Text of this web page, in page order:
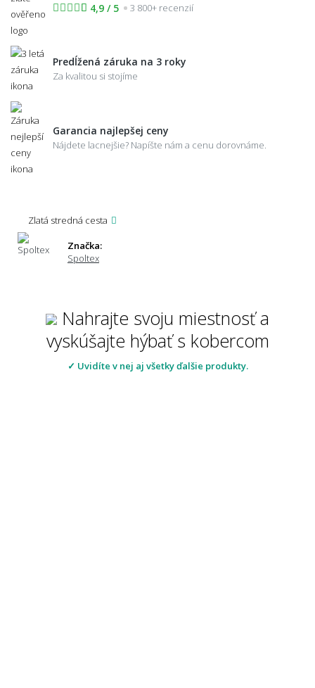
4,9 / 5
3 800+ recenzií
Predĺžená záruka na 3 roky
Za kvalitou si stojíme
Garancia najlepšej ceny
Nájdete lacnejšie? Napíšte nám a cenu dorovnáme.
Zlatá stredná cesta
Značka:
Spoltex
Nahrajte svoju miestnosť a
vyskúšajte hýbať s kobercom
✓ Uvidíte v nej aj všetky ďalšie produkty.